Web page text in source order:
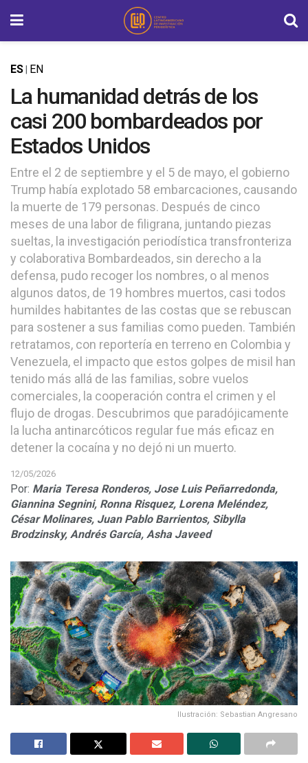
ES EN
La humanidad detrás de los
casi 200 bombardeados por
Estados Unidos
Entre el 2 de septiembre y el 5 de mayo, el gobierno
Trump había explotado 58 embarcaciones, causando
la muerte de 179 personas. Después de cinco
meses de una labor de filigrana, juntando piezas
sueltas, la investigación periodística transfronteriza
y colaborativa Bombardeados, sin derecho a la
defensa, pudo recoger los nombres, o al menos
algunos datos, de 19 hombres muertos, casi todos
humildes habitantes de las costas que se rebuscan
para sostener a sus familias como pueden. También
retratamos, con reportería en terreno en Colombia y
Venezuela, el impacto que estos golpes de misil han
tenido más allá de las familias, sobre vuelos
comerciales, la cooperación contra el crimen y el
flujo de drogas. Descubrimos que paradójicamente
la lucha antinarcóticos regular fue más eficaz en
detener la cocaína y no dejó ni un muerto.
12/05/2026
Por: Maria Teresa Ronderos, Jose Luis Peñarredonda,
Giannina Segnini, Ronna Risquez, Lorena Meléndez,
César Molinares, Juan Pablo Barrientos, Sibylla
Brodzinsky, Andrés García, Asha Javeed
Ilustración: Sebastian Angresano